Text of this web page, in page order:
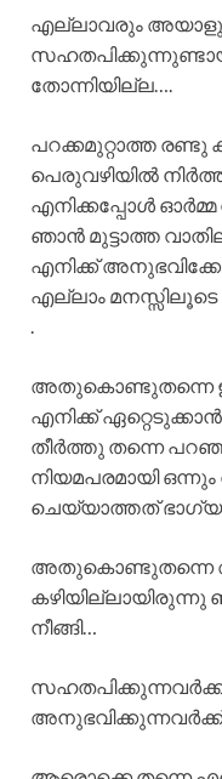
എല്ലാവരും
തോന്നിയില്ല….
പറക്കമുറ്റാത്ത
പെരുവഴിയിൽ
എനിക്കപ്പോൾ
ഞാൻ മുട്ടാത്ത
എനിക്ക്
എല്ലാം മനസ്സിലൂടെ
.
അതുകൊണ്ടുതന്നെ
എനിക്ക്
തീർത്തു തന്നെ
നിയമപരമായി ഒന്നും
ചെയ്യാത്തത്
അതുകൊണ്ടുതന്നെ
കഴിയില്ലായിരുന്നു
നീങ്ങി…
സഹതപിക്കുന്നവർക്ക്